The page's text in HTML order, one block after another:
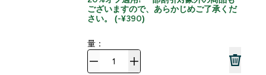
ございますので、あらかじめご了承くだ
さい。 (-¥390)
量：